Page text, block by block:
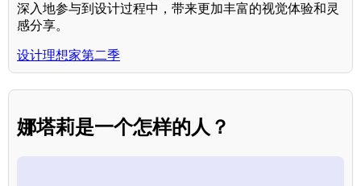
深入地参与到设计过程中，带来更加丰富的视觉体验和灵
感分享。
设计理想家第二季
娜塔莉是一个怎样的人？